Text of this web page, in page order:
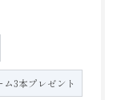
3本プレゼント